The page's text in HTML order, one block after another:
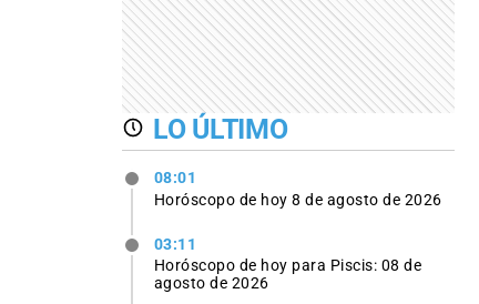
LO ÚLTIMO
08:01
Horóscopo de hoy 8 de agosto de 2026
03:11
Horóscopo de hoy para Piscis: 08 de
agosto de 2026